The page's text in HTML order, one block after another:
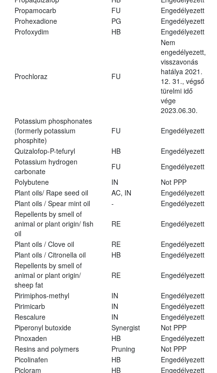
Propamocarb
FU
Engedélyezett
Prohexadione
PG
Engedélyezett
Profoxydim
HB Engedélyezett
Prochloraz FU
Nem
engedélyezett,
visszavonás
hatálya 2021.
12. 31., végső
türelmi idő
vége
2023.06.30.
Potassium phosphonates
(formerly potassium
phosphite)
FU Engedélyezett
Quizalofop-P-tefuryl HB
Engedélyezett
Potassium hydrogen
carbonate
FU
Engedélyezett
Polybutene
IN
Not PPP
Plant oils/ Rape seed oil
AC, IN
Engedélyezett
Plant oils / Spear mint oil
-
Engedélyezett
Repellents by smell of
animal or plant origin/ fish
oil
RE Engedélyezett
Plant oils / Clove oil RE
Engedélyezett
Plant oils / Citronella oil
HB
Engedélyezett
Repellents by smell of
animal or plant origin/
sheep fat
RE Engedélyezett
Pirimiphos-methyl IN
Engedélyezett
Pirimicarb
IN
Engedélyezett
Rescalure
IN
Engedélyezett
Piperonyl butoxide
Synergist
Not PPP
Pinoxaden
HB
Engedélyezett
Resins and polymers
Pruning
Not PPP
Picolinafen
HB
Engedélyezett
Picloram
HB
Engedélyezett